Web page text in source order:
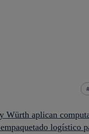
Würth aplican
logístico